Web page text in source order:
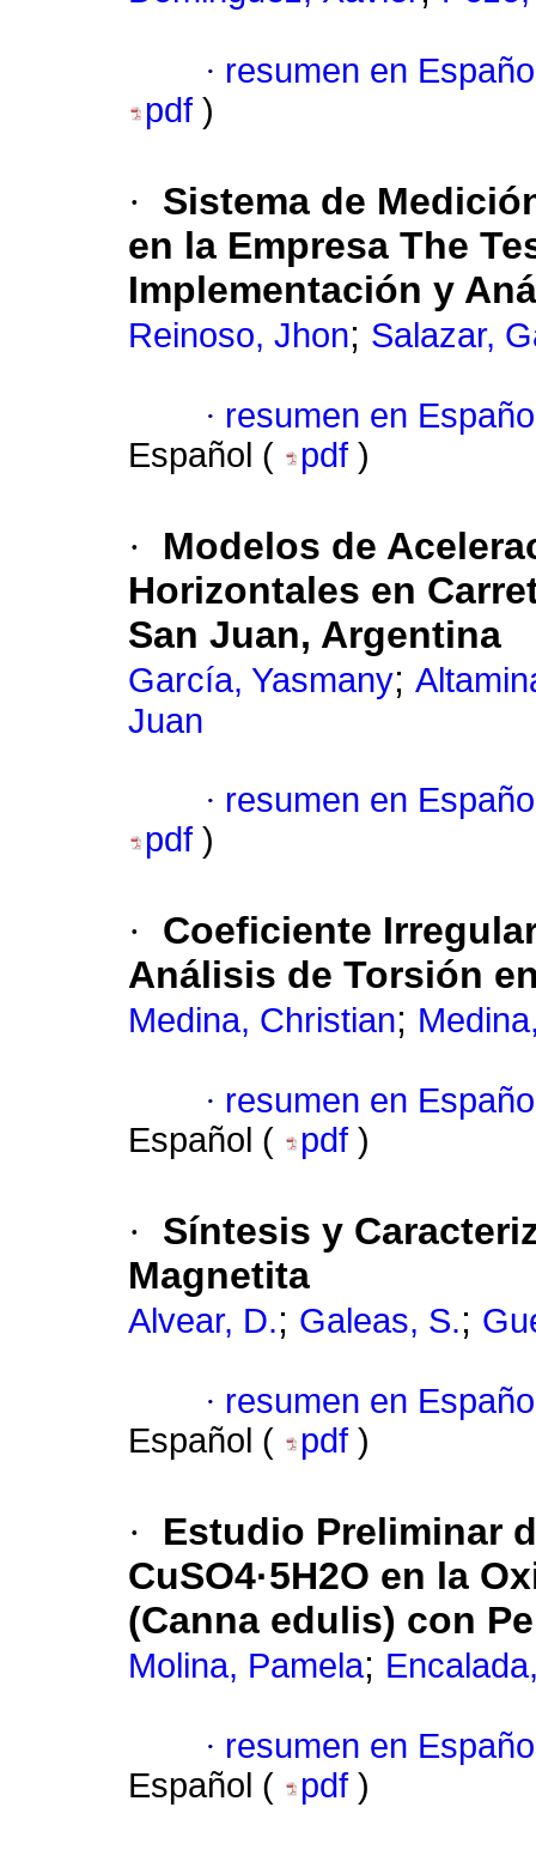
· resumen en
pdf )
·
Sistema de
en la Empresa The
Implementación y
Reinoso, Jhon; Salazar,
· resumen en
Español (
pdf )
·
Modelos de
Horizontales en
San Juan, Argentina
García, Yasmany;
Juan
· resumen en
pdf )
·
Coeficiente
Análisis de Torsión
Medina, Christian;
· resumen en
Español (
pdf )
·
Síntesis y
Magnetita
Alvear, D.; Galeas, S.;
· resumen en
Español (
pdf )
·
Estudio Preliminar
CuSO4·5H2O en la
(Canna edulis) con
Molina, Pamela;
· resumen en
Español (
pdf )